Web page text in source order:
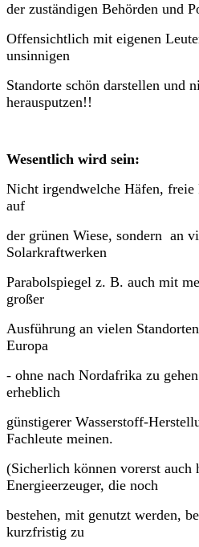
der zuständigen Behörden und
Offensichtlich mit eigenen
unsinnigen
Standorte schön darstellen und
herausputzen!!
Wesentlich wird sein:
Nicht irgendwelche Häfen, freie
auf
der grünen Wiese, sondern an
Solarkraftwerken
Parabolspiegel z. B. auch mit
großer
Ausführung an vielen
Europa
- ohne nach Nordafrika zu
erheblich
günstigerer Wasserstoff-
Fachleute meinen.
(Sicherlich können vorerst auch
Energieerzeuger, die noch
bestehen, mit genutzt werden,
kurzfristig zu